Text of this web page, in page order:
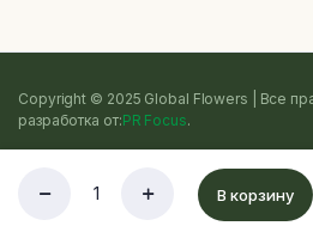
В корзину
Copyright © 2025 Global Flowers | Все
разработка от:PR Focus.
Политика конфиденциальности
Sitemap